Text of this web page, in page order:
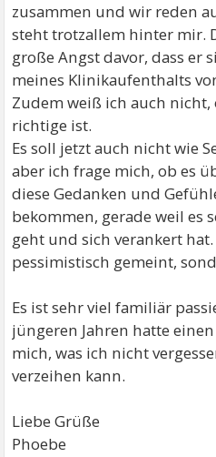
zusammen und wir reden
steht trotzallem hinter mir.
große Angst davor, dass er
meines Klinikaufenthalts
Zudem weiß ich auch
richtige ist.
Es soll jetzt auch nicht wie
aber ich frage mich, ob es
diese Gedanken und
bekommen, gerade weil es
geht und sich verankert hat.
pessimistisch gemeint,
Es ist sehr viel familiär
jüngeren Jahren hatte
mich, was ich nicht
verzeihen kann.
Liebe Grüße
Phoebe